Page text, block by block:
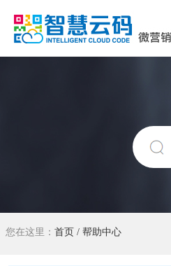
您在这里： 首页 / 帮助中心